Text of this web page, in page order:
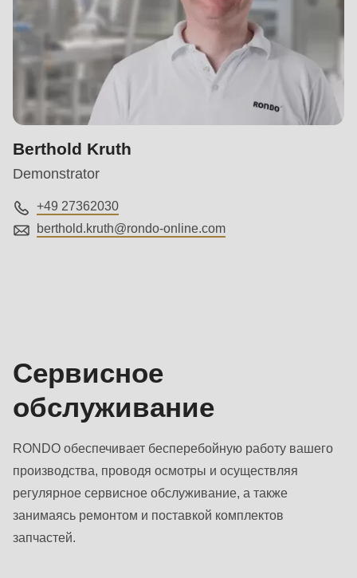
Berthold Kruth
Demonstrator
+49 27362030
berthold.kruth@rondo-online.com
Сервисное
обслуживание
RONDO обеспечивает бесперебойную работу вашего
производства, проводя осмотры и осуществляя
регулярное сервисное обслуживание, а также
занимаясь ремонтом и поставкой комплектов
запчастей.